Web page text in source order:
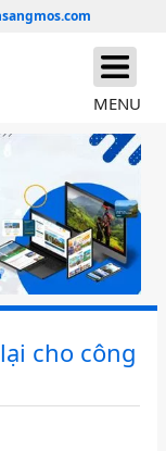
MENU
cho công